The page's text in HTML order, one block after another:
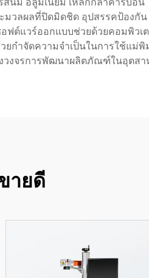
วลผลที่ปิดมิดชิด อุปสรรคป้องกั
ฟต์แวร์ออกแบบช่วยด้วยคอมพิวเ
ำจัดความจำเป็นในการใช้แม่พิ
งวงจรการพัฒนาผลิตภัณฑ์ในอุตส
ายดี